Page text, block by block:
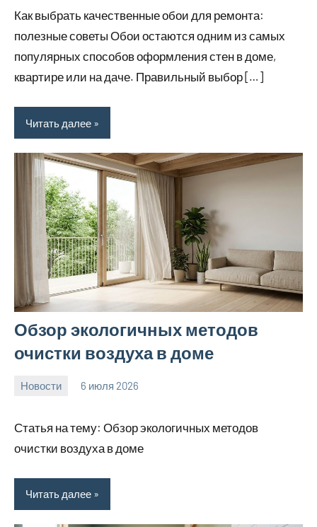
Как выбрать качественные обои для ремонта:
полезные советы Обои остаются одним из самых
популярных способов оформления стен в доме,
квартире или на даче. Правильный выбор […]
Читать далее
Обзор экологичных методов
очистки воздуха в доме
Новости 6 июля 2026
Статья на тему: Обзор экологичных методов
очистки воздуха в доме
Читать далее